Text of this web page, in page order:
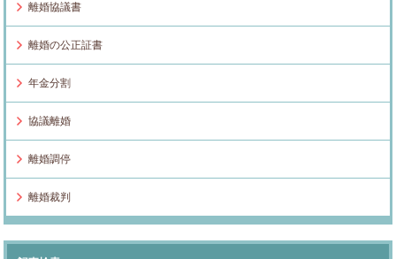
離婚協議書
離婚の公正証書
年金分割
協議離婚
離婚調停
離婚裁判